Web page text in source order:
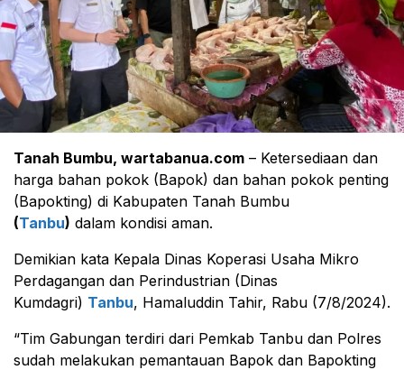
Tanah Bumbu, wartabanua.com – Ketersediaan dan
harga bahan pokok (Bapok) dan bahan pokok penting
(Bapokting) di Kabupaten Tanah Bumbu
(Tanbu) dalam kondisi aman.
Demikian kata Kepala Dinas Koperasi Usaha Mikro
Perdagangan dan Perindustrian (Dinas
Kumdagri) Tanbu, Hamaluddin Tahir, Rabu (7/8/2024).
“Tim Gabungan terdiri dari Pemkab Tanbu dan Polres
sudah melakukan pemantauan Bapok dan Bapokting